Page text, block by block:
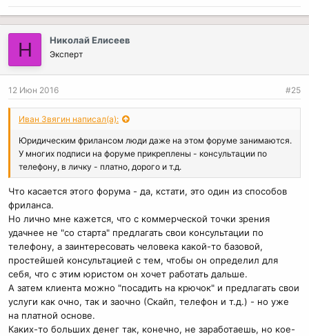
Н Николай Елисеев
Эксперт
12 Июн 2016 #25
Иван Звягин написал(а):
Юридическим фрилансом люди даже на этом форуме занимаются.
У многих подписи на форуме прикреплены - консультации по
телефону, в личку - платно, дорого и т.д.
Что касается этого форума - да, кстати, это один из способов
фриланса.
Но лично мне кажется, что с коммерческой точки зрения
удачнее не "со старта" предлагать свои консультации по
телефону, а заинтересовать человека какой-то базовой,
простейшей консультацией с тем, чтобы он определил для
себя, что с этим юристом он хочет работать дальше.
А затем клиента можно "посадить на крючок" и предлагать свои
услуги как очно, так и заочно (Скайп, телефон и т.д.) - но уже
на платной основе.
Каких-то больших денег так, конечно, не заработаешь, но кое-